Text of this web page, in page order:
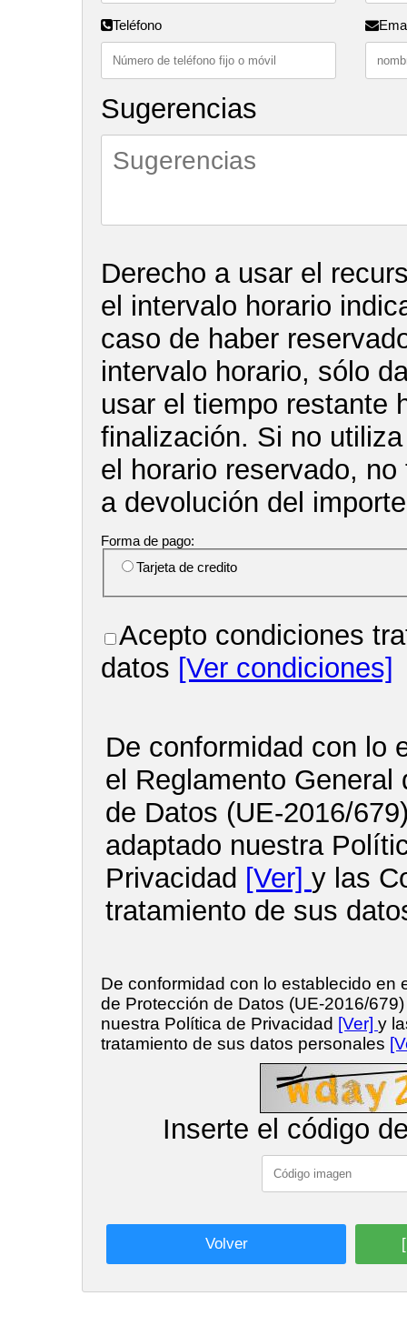
Teléfono
Sugerencias
Derecho a usar el
el intervalo horario
caso de haber
intervalo horario, sólo
usar el tiempo restante
finalización. Si no
el horario reservado,
a devolución del
Forma de pago:
Tarjeta de credito
Acepto condiciones
datos [Ver condiciones]
De conformidad con lo
el Reglamento General
de Datos (UE-2016/
adaptado nuestra
Privacidad [Ver] y las
tratamiento de sus
De conformidad con lo establecido en
de Protección de Datos (UE-2016/
nuestra Política de Privacidad [Ver] y
tratamiento de sus datos personales
Inserte el código
Volver